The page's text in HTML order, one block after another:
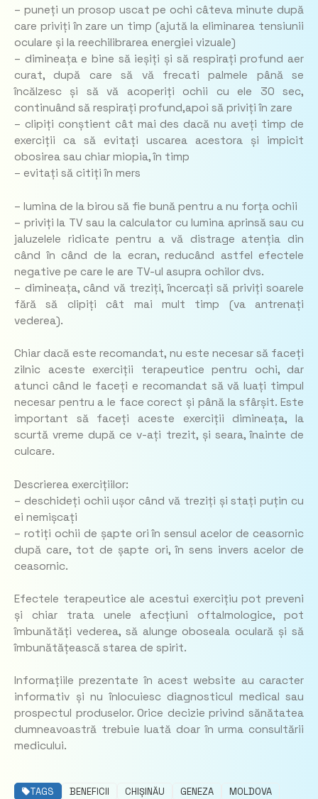
– puneți un prosop uscat pe ochi câteva minute după
care priviți în zare un timp (ajută la eliminarea tensiunii
oculare și la reechilibrarea energiei vizuale)
– dimineața e bine să ieșiți și să respirați profund aer
curat, după care să vă frecati palmele până se
încălzesc și să vă acoperiți ochii cu ele 30 sec,
continuând să respirați profund,apoi să priviți în zare
– clipiți conștient cât mai des dacă nu aveți timp de
exerciții ca să evitați uscarea acestora și impicit
obosirea sau chiar miopia, în timp
– evitați să citiți în mers
– lumina de la birou să fie bună pentru a nu forța ochii
– priviți la TV sau la calculator cu lumina aprinsă sau cu
jaluzelele ridicate pentru a vă distrage atenția din
când în când de la ecran, reducând astfel efectele
negative pe care le are TV-ul asupra ochilor dvs.
– dimineața, când vă treziți, încercați să priviți soarele
fără să clipiți cât mai mult timp (va antrenați
vederea).
Chiar dacă este recomandat, nu este necesar să faceți
zilnic aceste exerciții terapeutice pentru ochi, dar
atunci când le faceți e recomandat să vă luați timpul
necesar pentru a le face corect și până la sfârșit. Este
important să faceți aceste exerciții dimineața, la
scurtă vreme după ce v-ați trezit, și seara, înainte de
culcare.
Descrierea exercițiilor:
– deschideți ochii ușor când vă treziți și stați puțin cu
ei nemișcați
– rotiți ochii de șapte ori în sensul acelor de ceasornic
după care, tot de șapte ori, în sens invers acelor de
ceasornic.
Efectele terapeutice ale acestui exercițiu pot preveni
și chiar trata unele afecțiuni oftalmologice, pot
îmbunătăți vederea, să alunge oboseala oculară și să
îmbunătățească starea de spirit.
Informațiile prezentate în acest website au caracter
informativ și nu înlocuiesc diagnosticul medical sau
prospectul produselor. Orice decizie privind sănătatea
dumneavoastră trebuie luată doar în urma consultării
medicului.
TAGS BENEFICII CHIȘINĂU GENEZA
MOLDOVA